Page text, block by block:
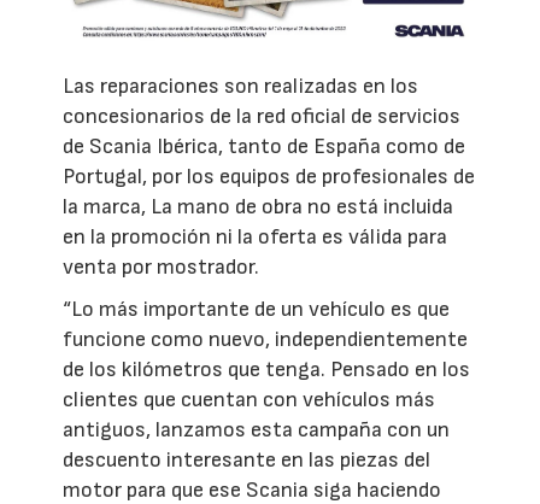
Las reparaciones son realizadas en los
concesionarios de la red oficial de servicios
de Scania Ibérica, tanto de España como de
Portugal, por los equipos de profesionales de
la marca, La mano de obra no está incluida
en la promoción ni la oferta es válida para
venta por mostrador.
“Lo más importante de un vehículo es que
funcione como nuevo, independientemente
de los kilómetros que tenga. Pensado en los
clientes que cuentan con vehículos más
antiguos, lanzamos esta campaña con un
descuento interesante en las piezas del
motor para que ese Scania siga haciendo